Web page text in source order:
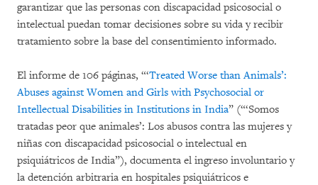
garantizar que las personas con discapacidad psicosocial o
intelectual puedan tomar decisiones sobre su vida y recibir
tratamiento sobre la base del consentimiento informado.
El informe de 106 páginas, “‘Treated Worse than Animals’:
Abuses against Women and Girls with Psychosocial or
Intellectual Disabilities in Institutions in India” (“‘Somos
tratadas peor que animales’: Los abusos contra las mujeres y
niñas con discapacidad psicosocial o intelectual en
psiquiátricos de India”), documenta el ingreso involuntario y
la detención arbitraria en hospitales psiquiátricos e